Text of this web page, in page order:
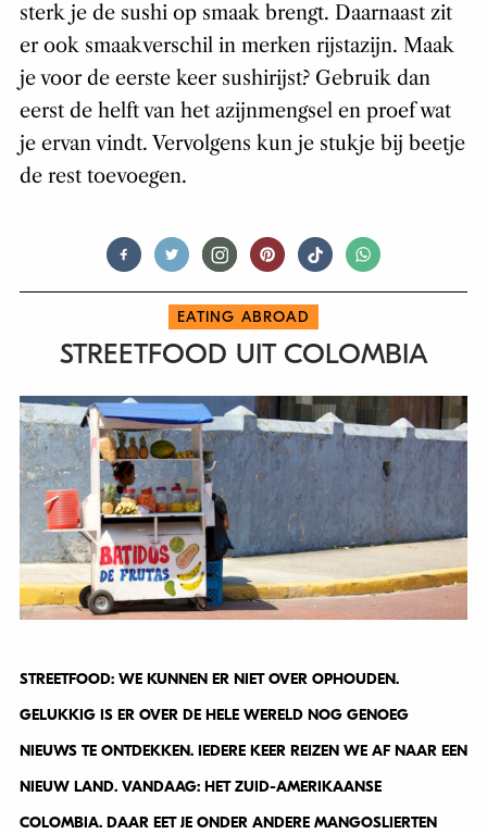
sterk je de sushi op smaak brengt. Daarnaast zit
er ook smaakverschil in merken rijstazijn. Maak
je voor de eerste keer sushirijst? Gebruik dan
eerst de helft van het azijnmengsel en proef wat
je ervan vindt. Vervolgens kun je stukje bij beetje
de rest toevoegen.
EATING ABROAD
STREETFOOD UIT COLOMBIA
STREETFOOD: WE KUNNEN ER NIET OVER OPHOUDEN.
GELUKKIG IS ER OVER DE HELE WERELD NOG GENOEG
NIEUWS TE ONTDEKKEN. IEDERE KEER REIZEN WE AF NAAR EEN
NIEUW LAND. VANDAAG: HET ZUID-AMERIKAANSE
COLOMBIA. DAAR EET JE ONDER ANDERE MANGOSLIERTEN